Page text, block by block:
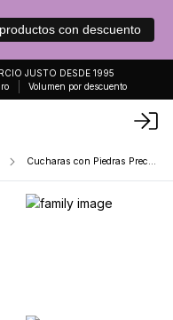
con descuento
JUSTO DESDE 1995
Volumen por descuento
Cucharas con Piedras Preciosas